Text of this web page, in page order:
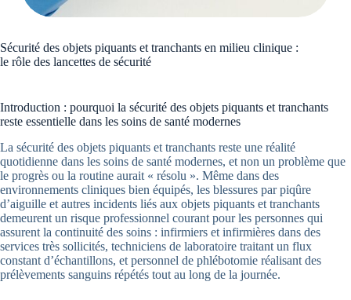
Sécurité des objets piquants et tranchants en milieu clinique :
le rôle des lancettes de sécurité
Introduction : pourquoi la sécurité des objets piquants et tranchants
reste essentielle dans les soins de santé modernes
La sécurité des objets piquants et tranchants reste une réalité
quotidienne dans les soins de santé modernes, et non un problème que
le progrès ou la routine aurait « résolu ». Même dans des
environnements cliniques bien équipés, les blessures par piqûre
d’aiguille et autres incidents liés aux objets piquants et tranchants
demeurent un risque professionnel courant pour les personnes qui
assurent la continuité des soins : infirmiers et infirmières dans des
services très sollicités, techniciens de laboratoire traitant un flux
constant d’échantillons, et personnel de phlébotomie réalisant des
prélèvements sanguins répétés tout au long de la journée.